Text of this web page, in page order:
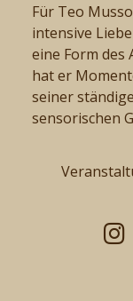
Für Teo
intensive
eine Form des
hat er
seiner
sensorischen